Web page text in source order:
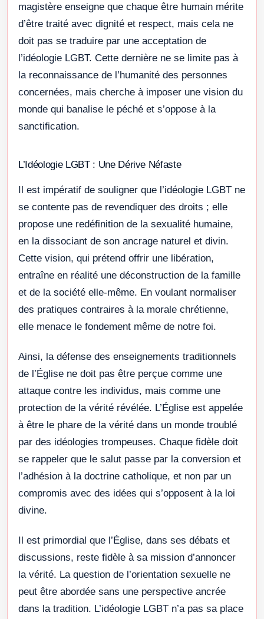
magistère enseigne que chaque être humain mérite
d’être traité avec dignité et respect, mais cela ne
doit pas se traduire par une acceptation de
l’idéologie LGBT. Cette dernière ne se limite pas à
la reconnaissance de l’humanité des personnes
concernées, mais cherche à imposer une vision du
monde qui banalise le péché et s’oppose à la
sanctification.
L’Idéologie LGBT : Une Dérive Néfaste
Il est impératif de souligner que l’idéologie LGBT ne
se contente pas de revendiquer des droits ; elle
propose une redéfinition de la sexualité humaine,
en la dissociant de son ancrage naturel et divin.
Cette vision, qui prétend offrir une libération,
entraîne en réalité une déconstruction de la famille
et de la société elle-même. En voulant normaliser
des pratiques contraires à la morale chrétienne,
elle menace le fondement même de notre foi.
Ainsi, la défense des enseignements traditionnels
de l’Église ne doit pas être perçue comme une
attaque contre les individus, mais comme une
protection de la vérité révélée. L’Église est appelée
à être le phare de la vérité dans un monde troublé
par des idéologies trompeuses. Chaque fidèle doit
se rappeler que le salut passe par la conversion et
l’adhésion à la doctrine catholique, et non par un
compromis avec des idées qui s’opposent à la loi
divine.
Il est primordial que l’Église, dans ses débats et
discussions, reste fidèle à sa mission d’annoncer
la vérité. La question de l’orientation sexuelle ne
peut être abordée sans une perspective ancrée
dans la tradition. L’idéologie LGBT n’a pas sa place